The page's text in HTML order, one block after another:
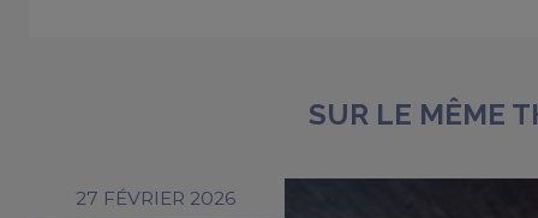
SUR LE MÊME
27 FÉVRIER 2026